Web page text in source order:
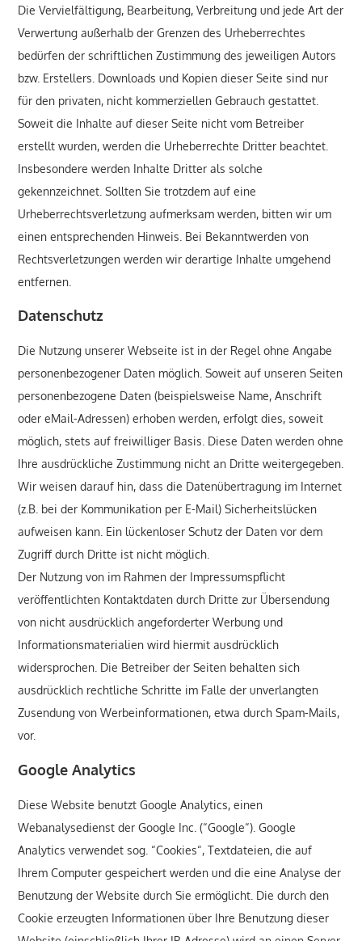
Die Vervielfältigung, Bearbeitung, Verbreitung und jede Art der
Verwertung außerhalb der Grenzen des Urheberrechtes
bedürfen der schriftlichen Zustimmung des jeweiligen Autors
bzw. Erstellers. Downloads und Kopien dieser Seite sind nur
für den privaten, nicht kommerziellen Gebrauch gestattet.
Soweit die Inhalte auf dieser Seite nicht vom Betreiber
erstellt wurden, werden die Urheberrechte Dritter beachtet.
Insbesondere werden Inhalte Dritter als solche
gekennzeichnet. Sollten Sie trotzdem auf eine
Urheberrechtsverletzung aufmerksam werden, bitten wir um
einen entsprechenden Hinweis. Bei Bekanntwerden von
Rechtsverletzungen werden wir derartige Inhalte umgehend
entfernen.
Datenschutz
Die Nutzung unserer Webseite ist in der Regel ohne Angabe
personenbezogener Daten möglich. Soweit auf unseren Seiten
personenbezogene Daten (beispielsweise Name, Anschrift
oder eMail-Adressen) erhoben werden, erfolgt dies, soweit
möglich, stets auf freiwilliger Basis. Diese Daten werden ohne
Ihre ausdrückliche Zustimmung nicht an Dritte weitergegeben.
Wir weisen darauf hin, dass die Datenübertragung im Internet
(z.B. bei der Kommunikation per E-Mail) Sicherheitslücken
aufweisen kann. Ein lückenloser Schutz der Daten vor dem
Zugriff durch Dritte ist nicht möglich.
Der Nutzung von im Rahmen der Impressumspflicht
veröffentlichten Kontaktdaten durch Dritte zur Übersendung
von nicht ausdrücklich angeforderter Werbung und
Informationsmaterialien wird hiermit ausdrücklich
widersprochen. Die Betreiber der Seiten behalten sich
ausdrücklich rechtliche Schritte im Falle der unverlangten
Zusendung von Werbeinformationen, etwa durch Spam-Mails,
vor.
Google Analytics
Diese Website benutzt Google Analytics, einen
Webanalysedienst der Google Inc. (“Google“). Google
Analytics verwendet sog. “Cookies“, Textdateien, die auf
Ihrem Computer gespeichert werden und die eine Analyse der
Benutzung der Website durch Sie ermöglicht. Die durch den
Cookie erzeugten Informationen über Ihre Benutzung dieser